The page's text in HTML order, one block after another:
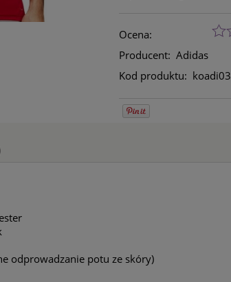
Ocena:
Producent: Adidas
Kod produktu: koadi03
odprowadzanie potu ze skóry)